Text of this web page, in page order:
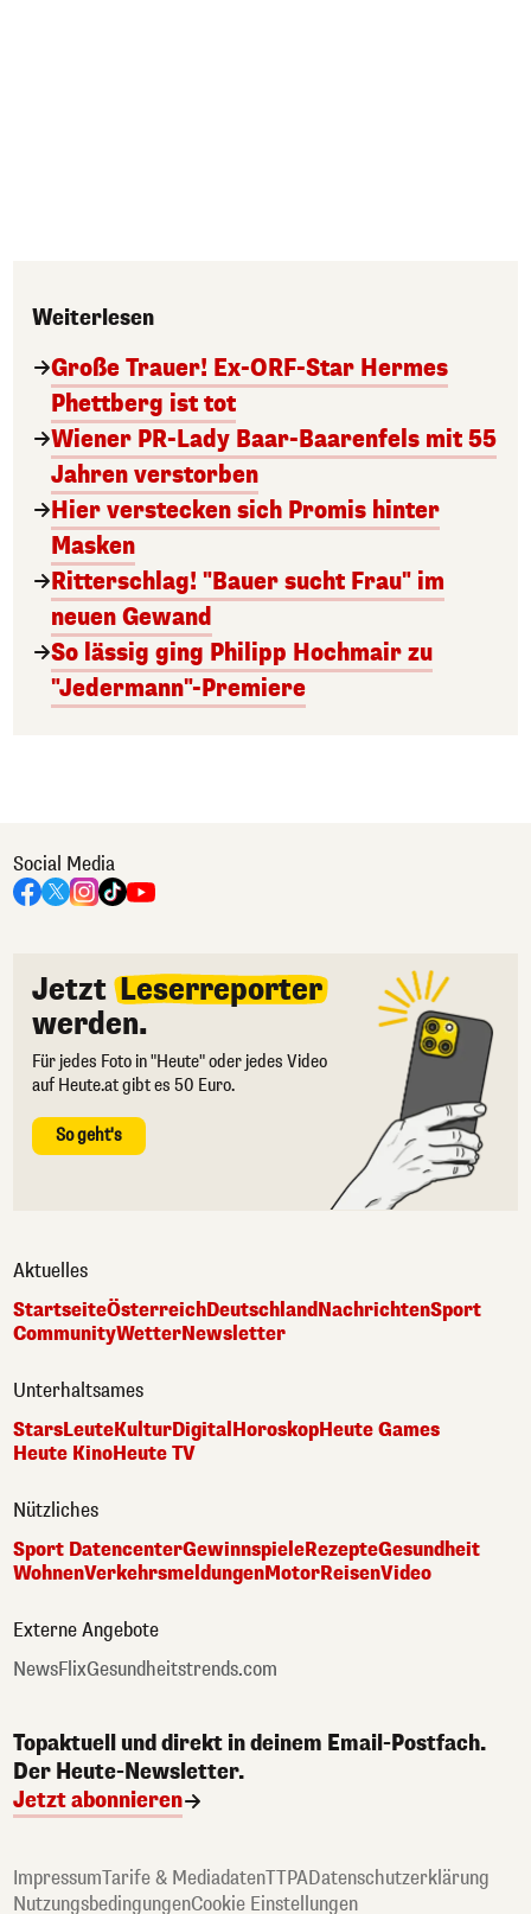
Weiterlesen
Große Trauer! Ex-ORF-Star Hermes
Phettberg ist tot
Wiener PR-Lady Baar-Baarenfels mit 55
Jahren verstorben
Hier verstecken sich Promis hinter
Masken
Ritterschlag! "Bauer sucht Frau" im
neuen Gewand
So lässig ging Philipp Hochmair zu
"Jedermann"-Premiere
Social Media
Jetzt Leserreporter
werden.
Für jedes Foto in "Heute" oder jedes Video
auf Heute.at gibt es 50 Euro.
So geht's
Aktuelles
StartseiteÖsterreichDeutschlandNachrichtenSport
CommunityWetterNewsletter
Unterhaltsames
StarsLeuteKulturDigital HoroskopHeute Games
Heute KinoHeute TV
Nützliches
Sport DatencenterGewinnspieleRezepteGesundheit
WohnenVerkehrsmeldungenMotorReisenVideo
Externe Angebote
NewsFlixGesundheitstrends.com
Topaktuell und direkt in deinem Email-Postfach.
Der Heute-Newsletter.
Jetzt abonnieren
ImpressumTarife & MediadatenTTPADatenschutzerklärung
NutzungsbedingungenCookie Einstellungen